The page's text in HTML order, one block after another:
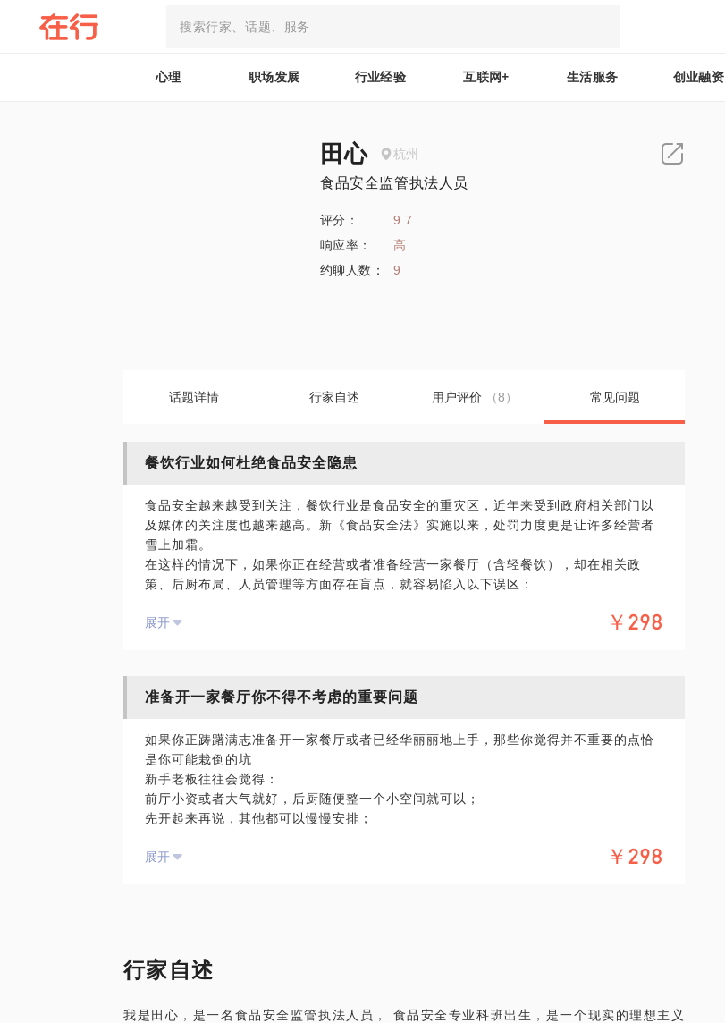
心理 职场发展 行业经验 互联网+ 生活服务 创业融资
田心 杭州
食品安全监管执法人员
评分：
9.7
响应率：
高
约聊人数：
9
话题详情 行家自述 用户评价 （8） 常见问题
餐饮行业如何杜绝食品安全隐患
食品安全越来越受到关注，餐饮行业是食品安全的重灾区，近年来受到政府相关部门以
及媒体的关注度也越来越高。新《食品安全法》实施以来，处罚力度更是让许多经营者
雪上加霜。
在这样的情况下，如果你正在经营或者准备经营一家餐厅（含轻餐饮），却在相关政
策、后厨布局、人员管理等方面存在盲点，就容易陷入以下误区：
赚钱最重要，后厨有什么要紧；
题非常熟悉。作为一个监管者，更愿意做 一个分享者，希望可以把自己的知识经验和心
我愿意与你分享的内容包括：
针对性地指出生产经营过程中存在的食品安全风险点；
在有限的条件下给到建议帮你最大限度地规范生产加工流程；
提供最新的关于合理装修布局、办理证照以及生产经营规范等方面的政策和法律咨询 ;
如果有需要但暂时没空，不介意你先关注我的微信公号：闲话餐桌 （xianhuacanzhu
PS.在选择与我见面前，请把你的问题更具体化。请把你的问题提前发给我，方便我做更
展开 ￥298
准备开一家餐厅你不得不考虑的重要问题
如果你正踌躇满志准备开一家餐厅或者已经华丽丽地上手，那些你觉得并不重要的点恰
是你可能栽倒的坑
新手老板往往会觉得：
前厅小资或者大气就好，后厨随便整一个小空间就可以；
先开起来再说，其他都可以慢慢安排；
开个小餐饮证照哪有那么难办。
大小餐饮业态都会出现申办的证照没有覆盖所有的经营类别，而出现超范围经营；
餐厅经营者对于餐饮食品安全要求的规范标准完全不懂，该有的证件，要做的台账记录
我愿意与你分享的内容包括：
展开 ￥298
行家自述
我是田心，是一名食品安全监管执法人员， 食品安全专业科班出生，是一个现实的理想主义